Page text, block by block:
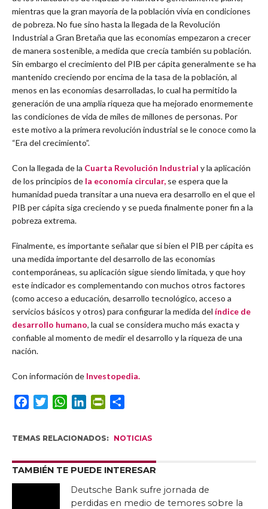
mientras que la gran mayoría de la población vivía en condiciones
de pobreza. No fue sino hasta la llegada de la Revolución
Industrial a Gran Bretaña que las economías empezaron a crecer
de manera sostenible, a medida que crecía también su población.
Sin embargo el crecimiento del PIB per cápita generalmente se ha
mantenido creciendo por encima de la tasa de la población, al
menos en las economías desarrolladas, lo cual ha permitido la
generación de una amplia riqueza que ha mejorado enormemente
las condiciones de vida de miles de millones de personas. Por
este motivo a la primera revolución industrial se le conoce como la
“Era del crecimiento”.
Con la llegada de la Cuarta Revolución Industrial y la aplicación
de los principios de la economía circular,se espera que la
humanidad pueda transitar a una nueva era desarrollo en el que el
PIB per cápita siga creciendo y se pueda finalmente poner fin a la
pobreza extrema.
Finalmente, es importante señalar que si bien el PIB per cápita es
una medida importante del desarrollo de las economías
contemporáneas, su aplicación sigue siendo limitada, y que hoy
este indicador es complementando con muchos otros factores
(como acceso a educación, desarrollo tecnológico, acceso a
servicios básicos y otros) para configurar la medida del índice de
desarrollo humano, la cual se considera mucho más exacta y
confiable al momento de medir el desarrollo y la riqueza de una
nación.
Con información de Investopedia.
FacebookTwitterWhatsApp
LinkedInPrintFriendly
TEMAS RELACIONADOS: NOTICIAS
TAMBIÉN TE PUEDE INTERESAR
Deutsche Bank sufre jornada de
perdidas en medio de temores sobre la